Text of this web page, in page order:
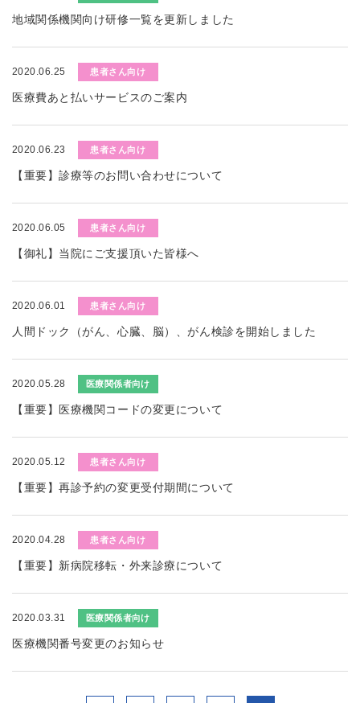
地域関係機関向け研修一覧を更新しました
2020.06.25 患者さん向け
医療費あと払いサービスのご案内
2020.06.23 患者さん向け
【重要】診療等のお問い合わせについて
2020.06.05 患者さん向け
【御礼】当院にご支援頂いた皆様へ
2020.06.01 患者さん向け
人間ドック（がん、心臓、脳）、がん検診を開始しました
2020.05.28 医療関係者向け
【重要】医療機関コードの変更について
2020.05.12 患者さん向け
【重要】再診予約の変更受付期間について
2020.04.28 患者さん向け
【重要】新病院移転・外来診療について
2020.03.31 医療関係者向け
医療機関番号変更のお知らせ